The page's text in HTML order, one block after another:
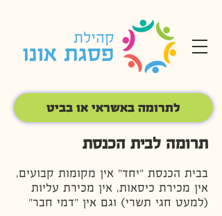
לתרומה באשראי או בביט
תרומה לבית הכנסת
בבית הכנסת "יחד" אין מקומות קבועים,
אין מכירת כיסאות, אין מכירת עליות
(למעט חגי תשרי) וגם אין "דמי חבר"